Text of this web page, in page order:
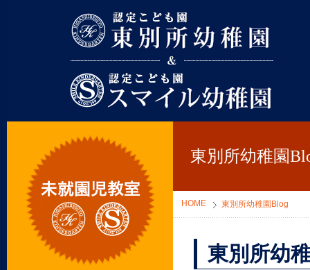
東別所幼稚園
HOME 東別所幼稚園Blog
東別所幼